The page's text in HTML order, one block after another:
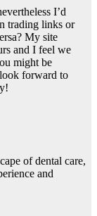
I’d
trading links or
My site
and I feel we
might be
forward to
of dental care,
and